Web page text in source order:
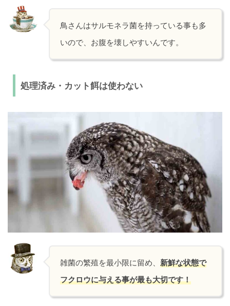
鳥さんはサルモネラ菌を持っている事も多
いので、お腹を壊しやすいんです。
処理済み・カット餌は使わない
雑菌の繁殖を最小限に留め、 新鮮な状態で
フクロウに与える事が最も大切です！